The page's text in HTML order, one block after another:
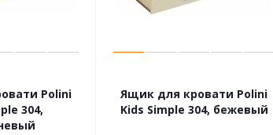
Polini
304,
Ящик для кровати Polini
Kids Simple 304, бежевый